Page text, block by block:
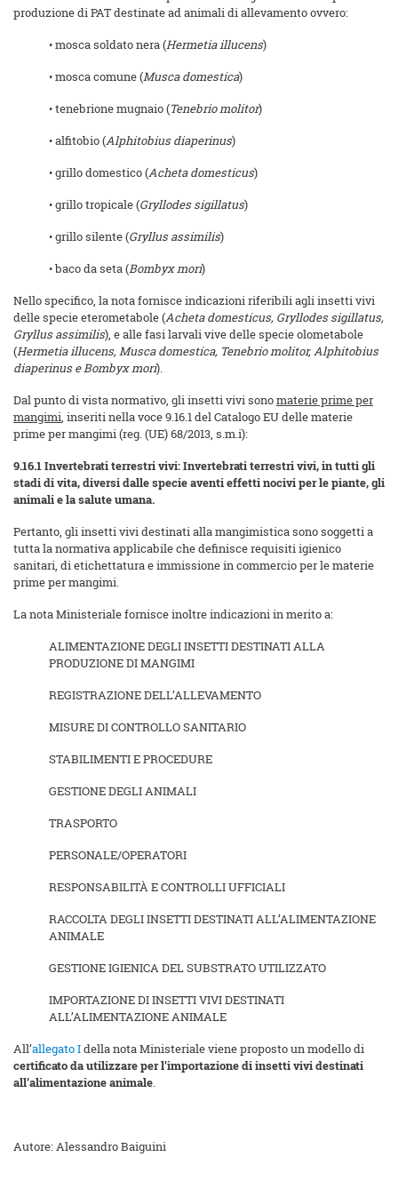
produzione di PAT destinate ad animali di allevamento ovvero:
• mosca soldato nera (Hermetia illucens)
• mosca comune (Musca domestica)
• tenebrione mugnaio (Tenebrio molitor)
• alfitobio (Alphitobius diaperinus)
• grillo domestico (Acheta domesticus)
• grillo tropicale (Gryllodes sigillatus)
• grillo silente (Gryllus assimilis)
• baco da seta (Bombyx mori)
Nello specifico, la nota fornisce indicazioni riferibili agli insetti vivi
delle specie eterometabole (Acheta domesticus, Gryllodes sigillatus,
Gryllus assimilis), e alle fasi larvali vive delle specie olometabole
(Hermetia illucens, Musca domestica, Tenebrio molitor, Alphitobius
diaperinus e Bombyxmori).
Dal punto di vista normativo, gli insetti vivi sonomaterie prime per
mangimi, inseriti nella voce 9.16.1 del Catalogo EU delle materie
prime per mangimi (reg. (UE) 68/2013, s.m.i):
9.16.1 Invertebrati terrestri vivi: Invertebrati terrestri vivi, in tutti gli
stadi di vita, diversi dalle specie aventi effetti nocivi per le piante, gli
animali e la salute umana.
Pertanto, gli insetti vivi destinati alla mangimistica sono soggetti a
tutta la normativa applicabile che definisce requisiti igienico
sanitari, di etichettatura e immissione in commercio per le materie
prime per mangimi.
La nota Ministeriale fornisce inoltre indicazioni in merito a:
ALIMENTAZIONE DEGLI INSETTI DESTINATI ALLA
PRODUZIONE DI MANGIMI
REGISTRAZIONE DELL’ALLEVAMENTO
MISURE DI CONTROLLO SANITARIO
STABILIMENTI E PROCEDURE
GESTIONE DEGLI ANIMALI
TRASPORTO
PERSONALE/OPERATORI
RESPONSABILITÀ E CONTROLLI UFFICIALI
RACCOLTA DEGLI INSETTI DESTINATI ALL’ALIMENTAZIONE
ANIMALE
GESTIONE IGIENICA DEL SUBSTRATO UTILIZZATO
IMPORTAZIONE DI INSETTI VIVI DESTINATI
ALL’ALIMENTAZIONE ANIMALE
All’allegato Idella nota Ministeriale viene proposto un modello di
certificato da utilizzare per l’importazione di insetti vivi destinati
all’alimentazione animale.
Autore: Alessandro Baiguini